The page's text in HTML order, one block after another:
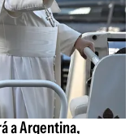
a Argentina,